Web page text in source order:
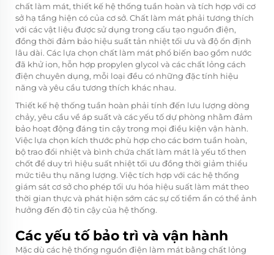
chất làm mát, thiết kế hệ thống tuần hoàn và tích hợp với cơ
sở hạ tầng hiện có của cơ sở. Chất làm mát phải tương thích
với các vật liệu được sử dụng trong cấu tạo nguồn điện,
đồng thời đảm bảo hiệu suất tản nhiệt tối ưu và độ ổn định
lâu dài. Các lựa chọn chất làm mát phổ biến bao gồm nước
đã khử ion, hỗn hợp propylen glycol và các chất lỏng cách
điện chuyên dụng, mỗi loại đều có những đặc tính hiệu
năng và yêu cầu tương thích khác nhau.
Thiết kế hệ thống tuần hoàn phải tính đến lưu lượng dòng
chảy, yêu cầu về áp suất và các yếu tố dự phòng nhằm đảm
bảo hoạt động đáng tin cậy trong mọi điều kiện vận hành.
Việc lựa chọn kích thước phù hợp cho các bơm tuần hoàn,
bộ trao đổi nhiệt và bình chứa chất làm mát là yếu tố then
chốt để duy trì hiệu suất nhiệt tối ưu đồng thời giảm thiểu
mức tiêu thụ năng lượng. Việc tích hợp với các hệ thống
giám sát cơ sở cho phép tối ưu hóa hiệu suất làm mát theo
thời gian thực và phát hiện sớm các sự cố tiềm ẩn có thể ảnh
hưởng đến độ tin cậy của hệ thống.
Các yếu tố bảo trì và vận hành
Mặc dù các hệ thống nguồn điện làm mát bằng chất lỏng